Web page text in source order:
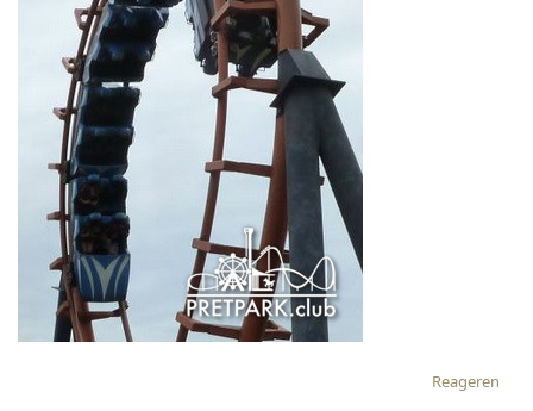
Reageren